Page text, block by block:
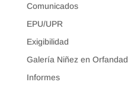
Comunicados
EPU/UPR
Exigibilidad
Galería Niñez en Orfandad
Informes